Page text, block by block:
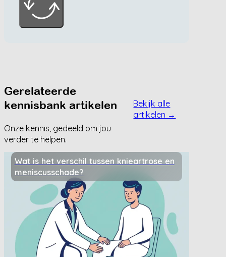
Gerelateerde
kennisbank artikelen
Onze kennis, gedeeld om jou
verder te helpen.
Bekijk alle
artikelen →
Wat is het verschil tussen knieartrose en
meniscusschade?